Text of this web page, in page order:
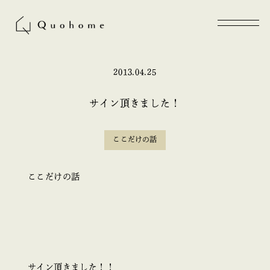
2013.04.25
サイン頂きました！
ここだけの話
ここだけの話
サイン頂きました！！